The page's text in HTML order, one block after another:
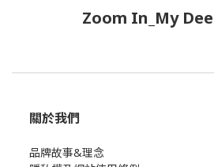
Zoom In_My
關於我們
品牌故事&理念